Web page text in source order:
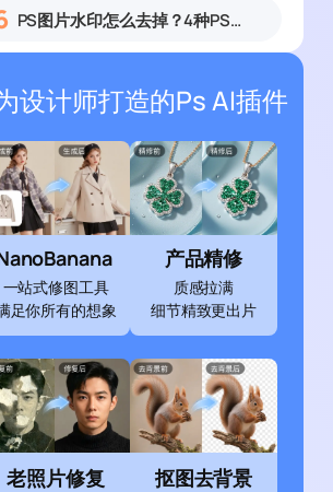
PS图片水印怎么去掉？4种PS去水印方法教程无痕去除各类图片水印
设计师打造的Ps AI插件
一站式修图工具
足你所有的想象
产品精修
质感拉满
细节精致更出片
老照片修复 抠图去背景